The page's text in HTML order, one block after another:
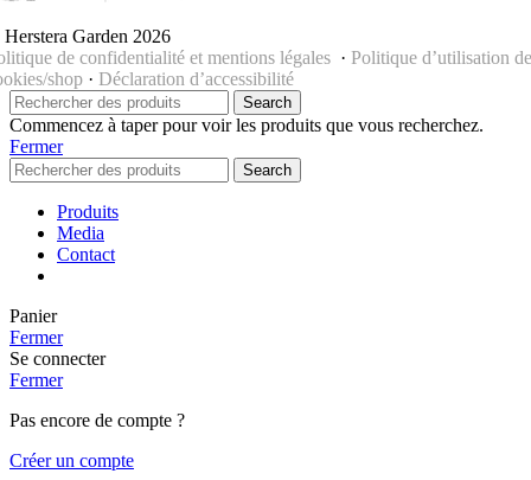
Garden 2026
de confidentialité et mentions légales · Politique d’utilisation
shop · Déclaration d’accessibilité
Search
Commencez à taper pour voir les produits que vous recherchez.
Fermer
Search
Produits
Media
Contact
Panier
Fermer
Se connecter
Fermer
Pas encore de compte ?
Créer un compte